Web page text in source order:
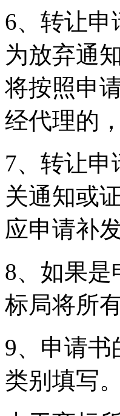
6、转让
为放弃通
将按照申
经代理的
7、转让
关通知或
应申请补
8、如果
标局将所
9、申请
类别填写